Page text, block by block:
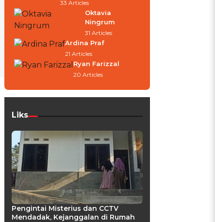
33 Articles
Oktavia
Ningrum
31 Articles
Ardina Praf
21 Articles
Ryan Farizzal
20 Articles
Liks
Pengintai Misterius dan CCTV
Mendadak, Kejanggalan di Rumah